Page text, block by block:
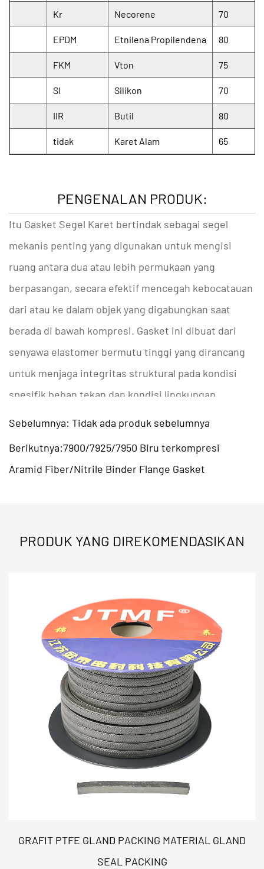
Kr Necorene 70
EPDM Etnilena Propilendena 80
FKM Vton 75
SI Silikon 70
IIR Butil 80
tidak Karet Alam 65
PENGENALAN PRODUK:
Itu Gasket Segel Karet bertindak sebagai segel
mekanis penting yang digunakan untuk mengisi
ruang antara dua atau lebih permukaan yang
berpasangan, secara efektif mencegah kebocatauan
dari atau ke dalam objek yang digabungkan saat
berada di bawah kompresi. Gasket ini dibuat dari
senyawa elastomer bermutu tinggi yang dirancang
untuk menjaga integritas struktural pada kondisi
spesifik beban tekan dan kondisi lingkungan.
komponen penyegel non-logam ini dirancang untuk
dan
pada kompatibilitas bahan kimia, kisaran suhu, dan
Tipe Bahan: NBR
Kekerasan (Pantai A) 60 - 80
Kisaran Suhu (°C) -20 hingga 110
Kekuatan Tarik (MPa) ≥ 10
Set Kompresi (24 jam/100°C) ≤ 25%
Ketahanan Kimia Minyak, Bahan Bakar,
Fitur Fungsional
Sebelumnya: Tidak ada produk sebelumnya
Berikutnya:7900/7925/7950 Biru terkompresi
Aramid Fiber/Nitrile Binder Flange Gasket
PRODUK YANG DIREKOMENDASIKAN
GRAFIT PTFE GLAND PACKING MATERIAL GLAND
SEAL PACKING